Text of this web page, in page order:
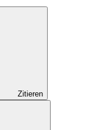
Zitieren